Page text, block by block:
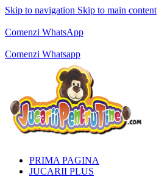
Skip to navigation Skip to main content
Comenzi WhatsApp
Comenzi Whatsapp
PRIMA PAGINA
JUCARII PLUS